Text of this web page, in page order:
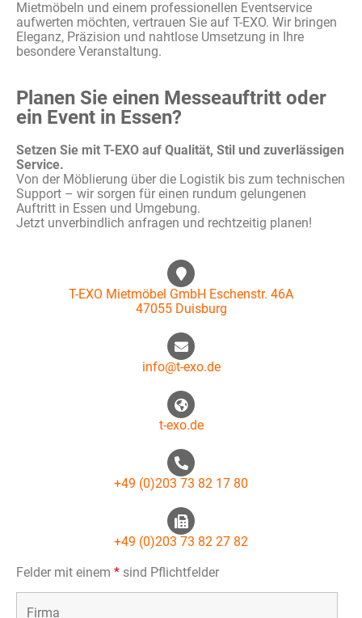
Mietmöbeln und einem professionellen Eventservice
aufwerten möchten, vertrauen Sie auf T-EXO. Wir bringen
Eleganz, Präzision und nahtlose Umsetzung in Ihre
besondere Veranstaltung.
Planen Sie einen Messeauftritt oder
ein Event in Essen?
Setzen Sie mit T-EXO auf Qualität, Stil und zuverlässigen
Service.
Von der Möblierung über die Logistik bis zum technischen
Support – wir sorgen für einen rundum gelungenen
Auftritt in Essen und Umgebung.
Jetzt unverbindlich anfragen und rechtzeitig planen!
T-EXO Mietmöbel GmbH Eschenstr. 46A
47055 Duisburg
info@t-exo.de
t-exo.de
+49 (0)203 73 82 17 80
+49 (0)203 73 82 27 82
Felder mit einem * sind Pflichtfelder